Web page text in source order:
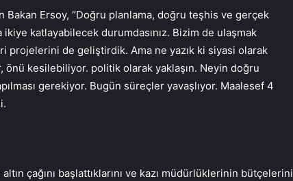
Ersoy, “Doğru planlama, doğru teşhis ve gerçek
katlayabilecek durumdasınız. Bizim de ulaşmak
projelerini de geliştirdik. Ama ne yazık ki siyasi olarak
önü kesilebiliyor. politik olarak yaklaşın. Neyin doğru
gerekiyor. Bugün süreçler yavaşlıyor. Maalesef 4
çağını başlattıklarını ve kazı müdürlüklerinin bütçelerini